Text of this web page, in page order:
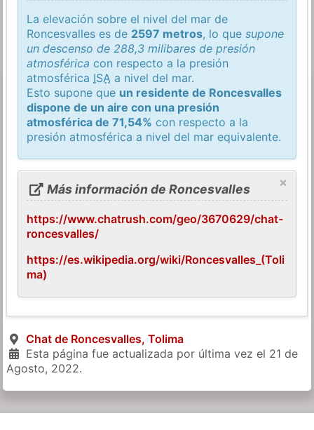
La elevación sobre el nivel del mar de
Roncesvalles es de 2597 metros, lo quesupone
un descenso de 288,3 milibares de presión
atmosférica con respecto a la presión
atmosférica ISA a nivel del mar.
Esto supone que un residente de Roncesvalles
dispone de un aire con una presión
atmosférica de 71,54% con respecto a la
presión atmosférica a nivel del mar equivalente.
×
Más información de Roncesvalles
https://www.chatrush.com/geo/3670629/chat-
roncesvalles/
https://es.wikipedia.org/wiki/Roncesvalles_(Toli
ma)
Chat de Roncesvalles, Tolima
Esta página fue actualizada por última vez el 21 de
Agosto, 2022.